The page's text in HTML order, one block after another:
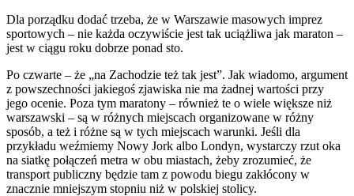
Dla porządku dodać trzeba, że w Warszawie masowych imprez
sportowych – nie każda oczywiście jest tak uciążliwa jak maraton –
jest w ciągu roku dobrze ponad sto.
Po czwarte – że „na Zachodzie też tak jest”. Jak wiadomo, argument
z powszechności jakiegoś zjawiska nie ma żadnej wartości przy
jego ocenie. Poza tym maratony – również te o wiele większe niż
warszawski – są w różnych miejscach organizowane w różny
sposób, a też i różne są w tych miejscach warunki. Jeśli dla
przykładu weźmiemy Nowy Jork albo Londyn, wystarczy rzut oka
na siatkę połączeń metra w obu miastach, żeby zrozumieć, że
transport publiczny będzie tam z powodu biegu zakłócony w
znacznie mniejszym stopniu niż w polskiej stolicy.